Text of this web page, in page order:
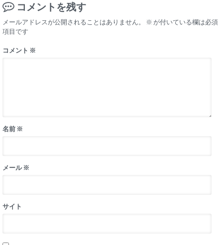
コメントを残す
メールアドレスが公開されることはありません。 ※ が付いている欄は必須
項目です
コメント ※
名前 ※
メール※
サイト